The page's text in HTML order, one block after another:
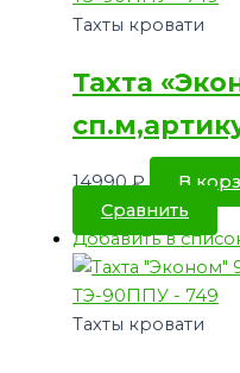
Тахты кровати
Тахта
14990₽
В
Сравнить
Добавить в
Тахты кровати